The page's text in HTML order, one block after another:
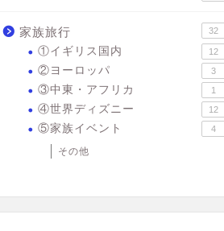
家族旅行 32
①イギリス国内 12
②ヨーロッパ 3
③中東・アフリカ 1
④世界ディズニー 12
⑤家族イベント 4
その他